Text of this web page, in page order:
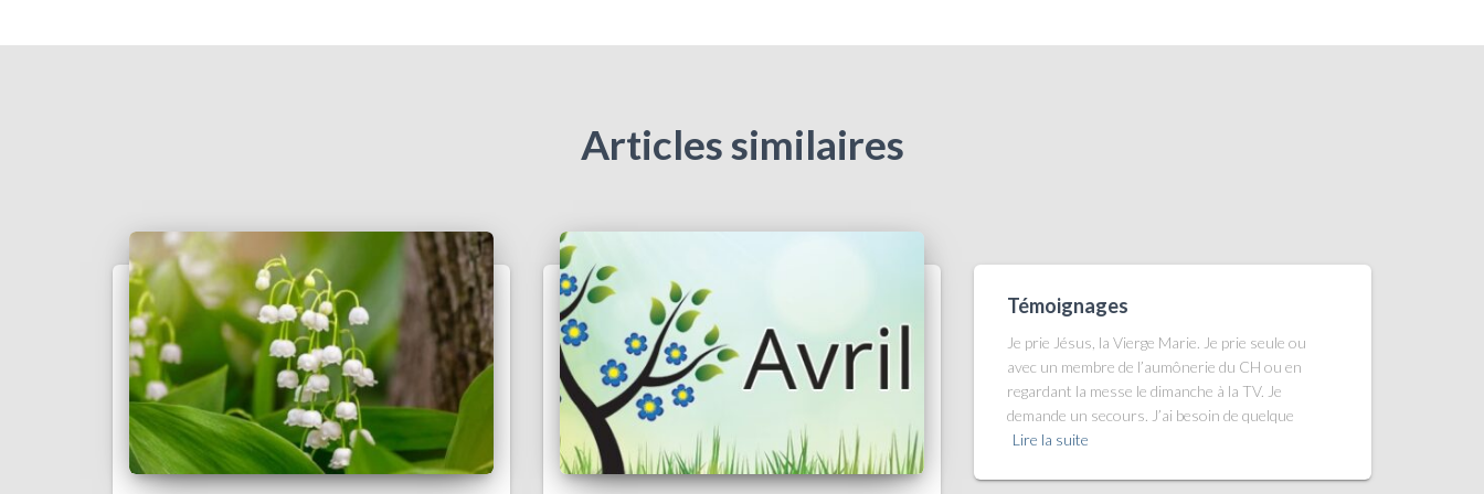
Articles similaires
Témoignages
Je prie Jésus, la Vierge Marie. Je prie seule ou
avec un membre de l’aumônerie du CH ou en
regardant la messe le dimanche à la TV. Je
demande un secours. J’ai besoin de quelque
Lire la suite